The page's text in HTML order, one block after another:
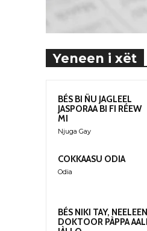
Yeneen i xët
BÉS BI ÑU JAGLEEL
JASPORAA BI FI RÉEW
MI
Njuga Gay
COKKAASU ODIA
Odia
BÉS NIKI TAY, NEELEEN
DOKTOOR PÀPPA AALI